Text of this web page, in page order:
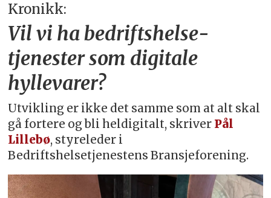
Kronikk:
Vil vi ha bedriftshelse­
tjenester som digitale
hyllevarer?
Utvikling er ikke det samme som at alt skal
gå fortere og bli heldigitalt, skriver Pål
Lillebø, styreleder i
Bedriftshelsetjenestens Bransjeforening.